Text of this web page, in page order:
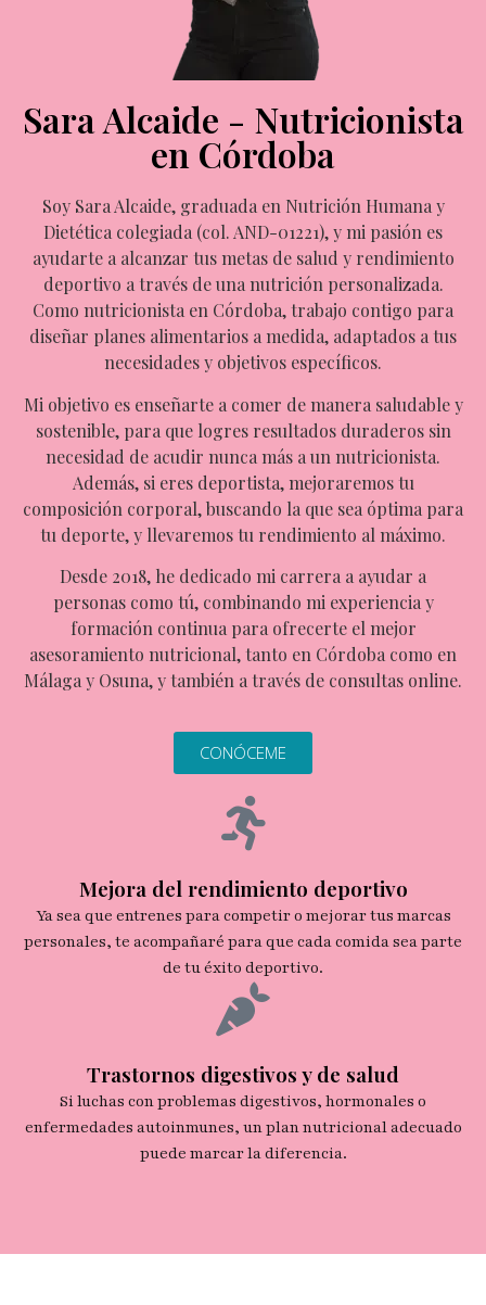
Sara Alcaide - Nutricionista
en Córdoba
Soy Sara Alcaide, graduada en Nutrición Humana y
Dietética colegiada (col. AND-01221), y mi pasión es
ayudarte a alcanzar tus metas de salud y rendimiento
deportivo a través de unanutrición personalizada.
Como nutricionista en Córdoba, trabajo contigo para
diseñar planes alimentarios a medida, adaptados a tus
necesidades y objetivos específicos.
Mi objetivo es enseñarte a comer de manera saludable y
sostenible, para que logres resultados duraderos sin
necesidad de acudir nunca más a un nutricionista.
Además, si eres deportista, mejoraremos tu
composición corporal, buscando la que sea óptima para
tu deporte, y llevaremos tu rendimiento al máximo.
Desde 2018, he dedicado mi carrera a ayudar a
personas como tú, combinando mi experiencia y
formación continua para ofrecerte el mejor
asesoramiento nutricional, tanto en Córdoba como en
Málaga y Osuna, y también a través de consultas online.
CONÓCEME
Mejora del rendimiento deportivo
Ya sea que entrenes para competir o mejorar tus marcas
personales, te acompañaré para que cada comida sea parte
de tu éxito deportivo.
Trastornos digestivos y de salud
Si luchas con problemas digestivos, hormonales o
enfermedades autoinmunes, un plan nutricional adecuado
puede marcar la diferencia.